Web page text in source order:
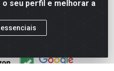
seu perfil e melhorar a